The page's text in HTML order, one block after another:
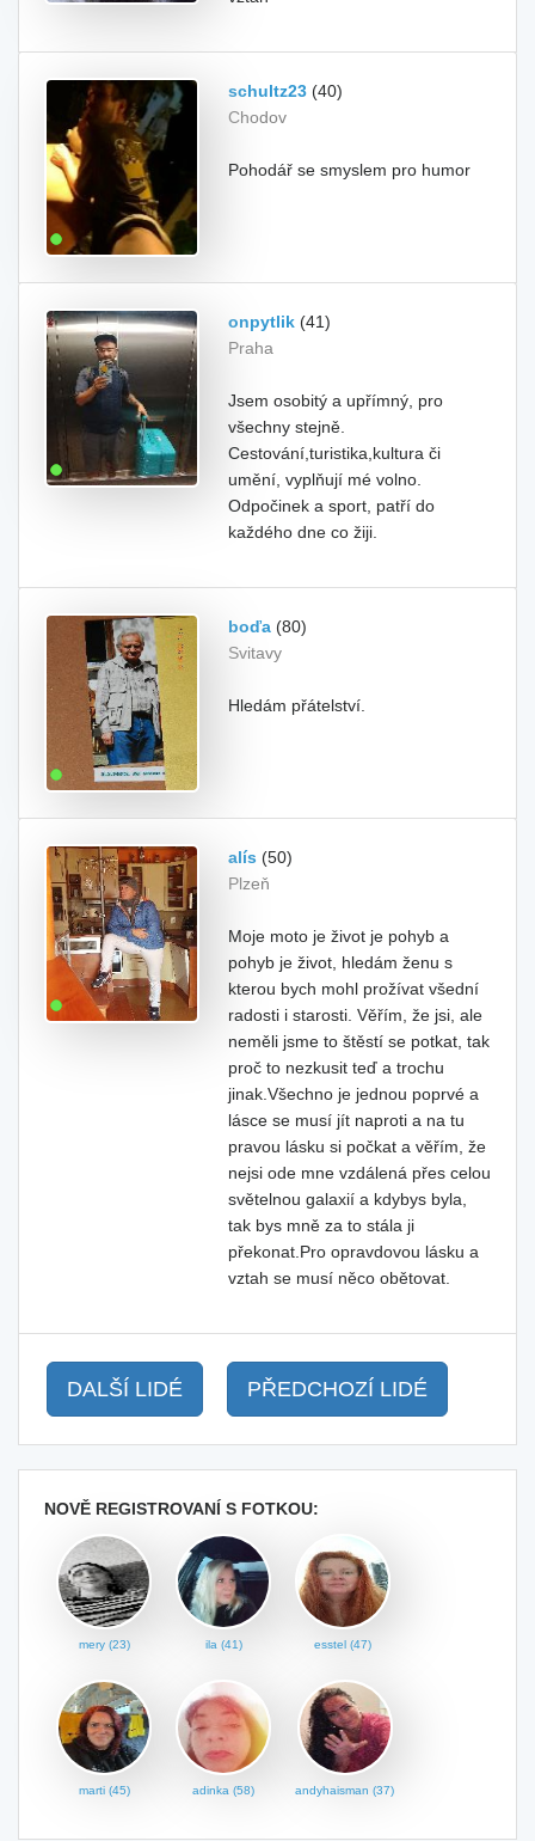
schultz23 (40)
Chodov
Pohodář se smyslem pro humor
onpytlik (41)
Praha
Jsem osobitý a upřímný, pro
všechny stejně.
Cestování,turistika,kultura či
umění, vyplňují mé volno.
Odpočinek a sport, patří do
každého dne co žiji.
boďa (80)
Svitavy
Hledám přátelství.
alís (50)
Plzeň
Moje moto je život je pohyb a
pohyb je život, hledám ženu s
kterou bych mohl prožívat všední
radosti i starosti. Věřím, že jsi, ale
neměli jsme to štěstí se potkat, tak
proč to nezkusit teď a trochu
jinak.Všechno je jednou poprvé a
lásce se musí jít naproti a na tu
pravou lásku si počkat a věřím, že
nejsi ode mne vzdálená přes celou
světelnou galaxií a kdybys byla,
tak bys mně za to stála ji
překonat.Pro opravdovou lásku a
vztah se musí něco obětovat.
DALŠÍ LIDÉ PŘEDCHOZÍ LIDÉ
NOVĚ REGISTROVANÍ S FOTKOU:
mery (23) ila (41) esstel (47)
marti (45) adinka (58) andyhaisman (37)